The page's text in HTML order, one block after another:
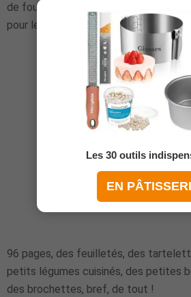
de fou), dont les apéros qui peuvent
pour les repas de fêtes, et même
96 pages, des feuilletés, des
petits légumes cuisinés, des petites
des brochettes, bref, de tout !
Les 30 outils
EN